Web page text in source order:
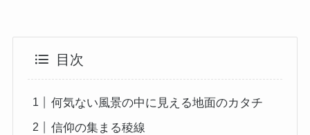
目次
何気ない風景の中に見える地面のカタチ
信仰の集まる稜線